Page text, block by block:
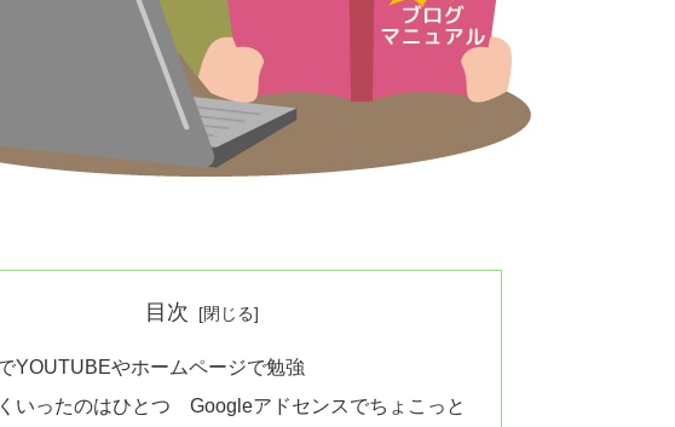
目次
YOUTUBEやホームページで勉強
いったのはひとつ Googleアドセンスでちょこっと